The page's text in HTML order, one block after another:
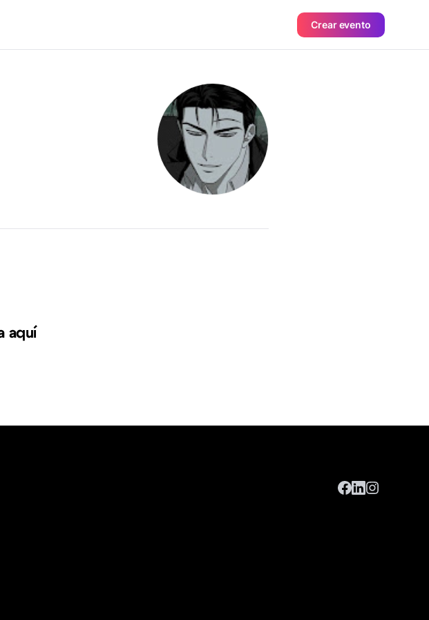
Crear evento
aquí